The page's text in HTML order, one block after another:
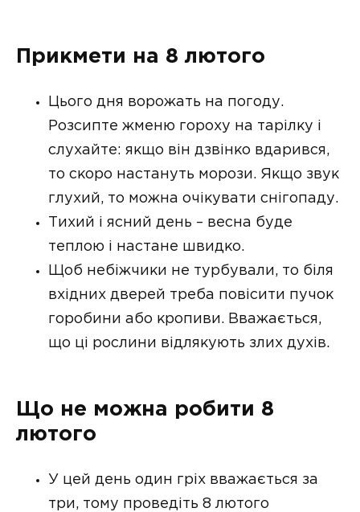
Прикмети на 8 лютого
Цього дня ворожать на погоду.
Розсипте жменю гороху на тарілку і
слухайте: якщо він дзвінко вдарився,
то скоро настануть морози. Якщо звук
глухий, то можна очікувати снігопаду.
Тихий і ясний день – весна буде
теплою і настане швидко.
Щоб небіжчики не турбували, то біля
вхідних дверей треба повісити пучок
горобини або кропиви. Вважається,
що ці рослини відлякують злих духів.
Що не можна робити 8
лютого
У цей день один гріх вважається за
три, тому проведіть 8 лютого